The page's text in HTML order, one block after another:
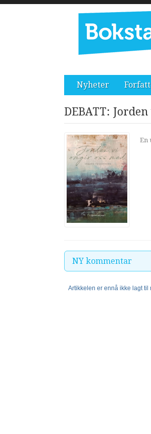
Nyheter
DEBATT:
En
NY kommentar
Artikkelen er ennå ikke lagt til